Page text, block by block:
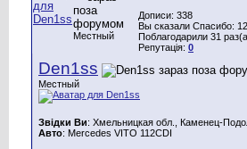
Местный
Дописи: 338
Вы сказали Спасибо:
Поблагодарили 31
Репутація: 0
Den1ss
Местный
Звідки Ви: Хмельницкая обл., Каменец-
Авто: Mercedes VITO 112CDI